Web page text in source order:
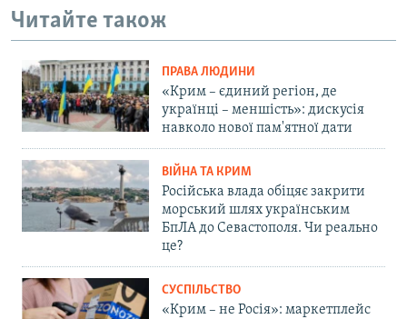
Читайте також
ПРАВА ЛЮДИНИ
«Крим – єдиний регіон, де
українці – меншість»: дискусія
навколо нової пам'ятної дати
ВІЙНА ТА КРИМ
Російська влада обіцяє закрити
морський шлях українським
БпЛА до Севастополя. Чи реально
це?
СУСПІЛЬСТВО
«Крим – не Росія»: маркетплейс